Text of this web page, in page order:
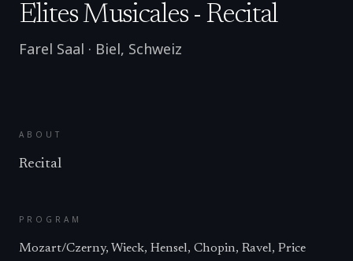
Elites Musicales - Recital
Farel Saal · Biel, Schweiz
ABOUT
Recital
PROGRAM
Mozart/Czerny, Wieck, Hensel, Chopin, Ravel, Price